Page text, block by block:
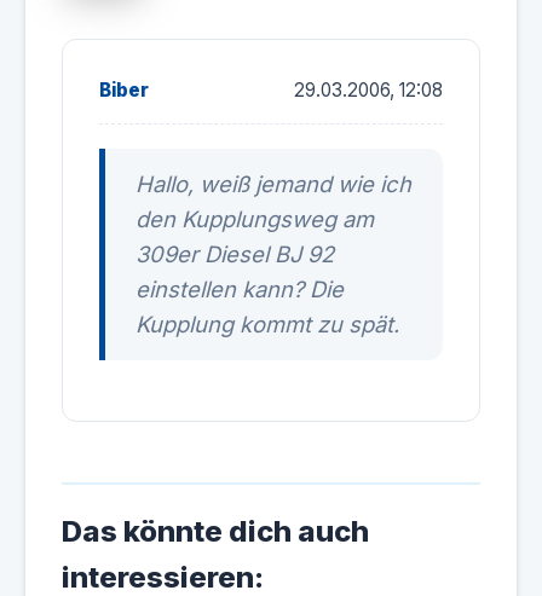
Biber 29.03.2006, 12:08
Hallo, weiß jemand wie ich
den Kupplungsweg am
309er Diesel BJ 92
einstellen kann? Die
Kupplung kommt zu spät.
Das könnte dich auch
interessieren: